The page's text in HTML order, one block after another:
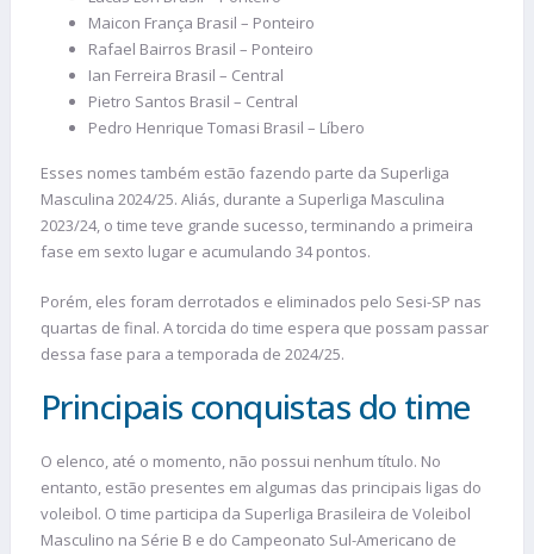
Maicon França Brasil – Ponteiro
Rafael Bairros Brasil – Ponteiro
Ian Ferreira Brasil – Central
Pietro Santos Brasil – Central
Pedro Henrique Tomasi Brasil – Líbero
Esses nomes também estão fazendo parte da Superliga
Masculina 2024/25. Aliás, durante a Superliga Masculina
2023/24, o time teve grande sucesso, terminando a primeira
fase em sexto lugar e acumulando 34 pontos.
Porém, eles foram derrotados e eliminados pelo Sesi-SP nas
quartas de final. A torcida do time espera que possam passar
dessa fase para a temporada de 2024/25.
Principais conquistas do time
O elenco, até o momento, não possui nenhum título. No
entanto, estão presentes em algumas das principais ligas do
voleibol. O time participa da Superliga Brasileira de Voleibol
Masculino na Série B e do Campeonato Sul-Americano de